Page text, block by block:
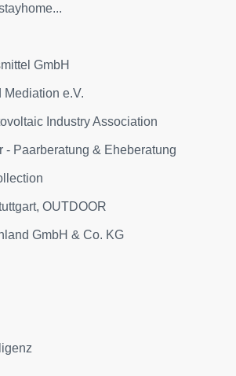
GmbH
Mediation e.V.
Industry Association
- Paarberatung & Eheberatung
OUTDOOR
GmbH & Co. KG